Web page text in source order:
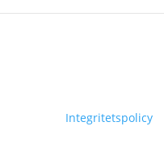
Integritetspolicy